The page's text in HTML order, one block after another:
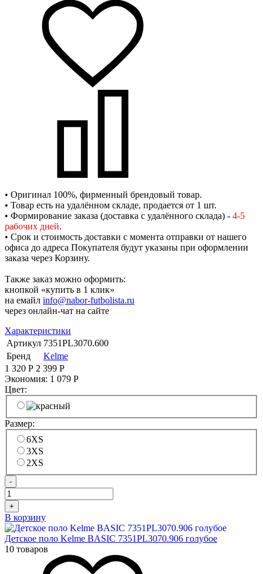
• Оригинал 100%, фирменный брендовый товар.
• Товар есть на удалённом складе, продается от 1 шт.
• Формирование заказа (доставка с удалённого склада) - 4-5
рабочих дней.
• Срок и стоимость доставки с момента отправки от нашего
офиса до адреса Покупателя будут указаны при оформлении
заказа через Корзину.
Также заказ можно оформить:
кнопкой «купить в 1 клик»
на емайл info@nabor-futbolista.ru
через онлайн-чат на сайте
Характеристики
Артикул 7351PL3070.600
Бренд
Kelme
1 320 Р 2 399 Р
Экономия: 1 079 Р
Цвет:
Размер:
6XS
3XS
2XS
-
+
В корзину
Детское поло Kelme BASIC 7351PL3070.906 голубое
10 товаров